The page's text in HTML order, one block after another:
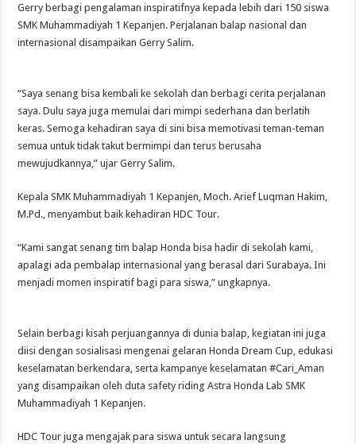
Gerry berbagi pengalaman inspiratifnya kepada lebih dari 150 siswa
SMK Muhammadiyah 1 Kepanjen. Perjalanan balap nasional dan
internasional disampaikan Gerry Salim.
“Saya senang bisa kembali ke sekolah dan berbagi cerita perjalanan
saya. Dulu saya juga memulai dari mimpi sederhana dan berlatih
keras. Semoga kehadiran saya di sini bisa memotivasi teman-teman
semua untuk tidak takut bermimpi dan terus berusaha
mewujudkannya,” ujar Gerry Salim.
Kepala SMK Muhammadiyah 1 Kepanjen, Moch. Arief Luqman Hakim,
M.Pd., menyambut baik kehadiran HDC Tour.
“Kami sangat senang tim balap Honda bisa hadir di sekolah kami,
apalagi ada pembalap internasional yang berasal dari Surabaya. Ini
menjadi momen inspiratif bagi para siswa,” ungkapnya.
Selain berbagi kisah perjuangannya di dunia balap, kegiatan ini juga
diisi dengan sosialisasi mengenai gelaran Honda Dream Cup, edukasi
keselamatan berkendara, serta kampanye keselamatan #Cari_Aman
yang disampaikan oleh duta safety riding Astra Honda Lab SMK
Muhammadiyah 1 Kepanjen.
HDC Tour juga mengajak para siswa untuk secara langsung